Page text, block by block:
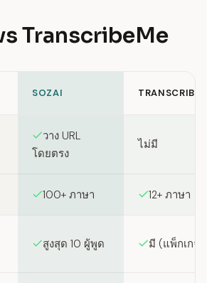
TranscribeMe
SOZAI
วาง URL
โดยตรง
ไม่มี
100+ ภาษา 12+ ภาษา
สูงสุด 10 ผู้พูด มี (แพ็กเกจ